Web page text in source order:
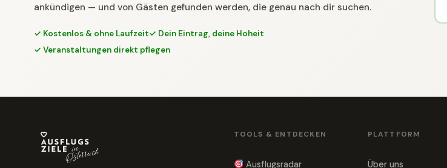
ankündigen — und von Gästen gefunden werden, die genau nach dir suchen.
✓ Kostenlos & ohne Laufzeit✓ Dein Eintrag, deine Hoheit
✓ Veranstaltungen direkt pflegen
TOOLS & ENTDECKEN
Ausflugsradar
PLATTFORM
Über uns